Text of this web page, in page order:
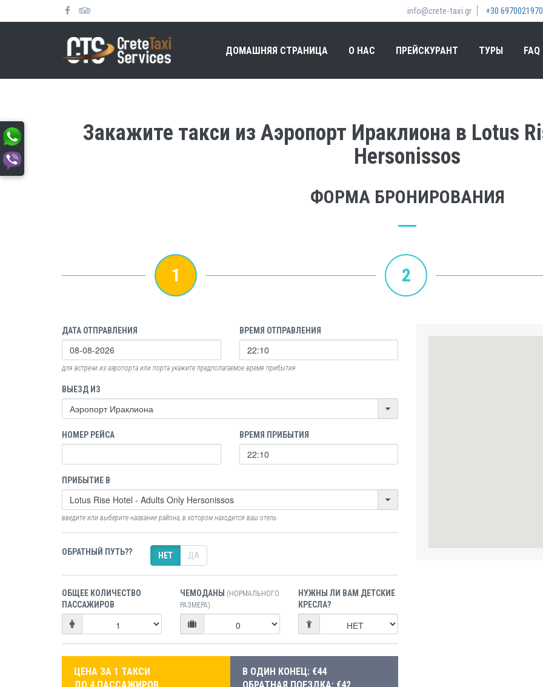
info@crete-taxi.gr +30 6970021970
ДОМАШНЯЯ СТРАНИЦА О НАС ПРЕЙСКУРАНТ ТУРЫ FAQ
Закажите такси из Аэропорт Ираклиона в Lotus
Hersonissos
ФОРМА БРОНИРОВАНИЯ
1 2
ДАТА ОТПРАВЛЕНИЯ ВРЕМЯ ОТПРАВЛЕНИЯ
для встречи из аэропорта или порта укажите предполагаемое время прибытия
ВЫЕЗД ИЗ
НОМЕР РЕЙСА ВРЕМЯ ПРИБЫТИЯ
ПРИБЫТИЕ В
введите или выберите название района, в котором находится ваш отель
ОБРАТНЫЙ ПУТЬ?? НЕТ ДА
ОБЩЕЕ КОЛИЧЕСТВО
ПАССАЖИРОВ
ЧЕМОДАНЫ (НОРМАЛЬНОГО
РАЗМЕРА)
НУЖНЫ ЛИ ВАМ ДЕТСКИЕ
КРЕСЛА?
ЦЕНА ЗА 1 ТАКСИ
В ОДИН КОНЕЦ: €44